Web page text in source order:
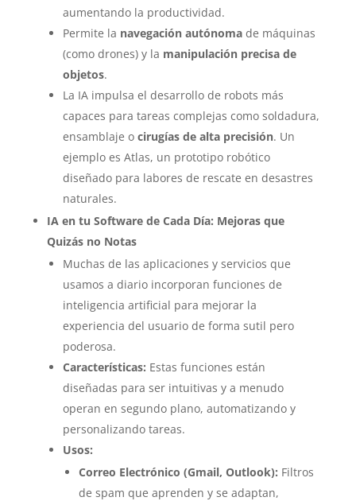
aumentando la productividad.
Permite la navegación autónomade máquinas
(como drones) y la manipulación precisa de
objetos.
La IA impulsa el desarrollo de robots más
capaces para tareas complejas como soldadura,
ensamblaje o cirugías de alta precisión. Un
ejemplo es Atlas, un prototipo robótico
diseñado para labores de rescate en desastres
naturales.
IA en tu Software de Cada Día: Mejoras que
Quizás no Notas
Muchas de las aplicaciones y servicios que
usamos a diario incorporan funciones de
inteligencia artificial para mejorar la
experiencia del usuario de forma sutil pero
poderosa.
Características: Estas funciones están
diseñadas para ser intuitivas y a menudo
operan en segundo plano, automatizando y
personalizando tareas.
Usos:
Correo Electrónico (Gmail, Outlook): Filtros
de spam que aprenden y se adaptan,